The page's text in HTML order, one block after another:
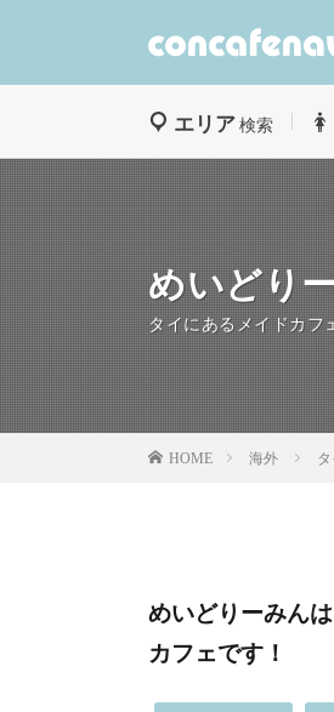
エリア検索
めいどり
タイにあるメイドカフ
HOME 海外
めいどりーみん
カフェです！